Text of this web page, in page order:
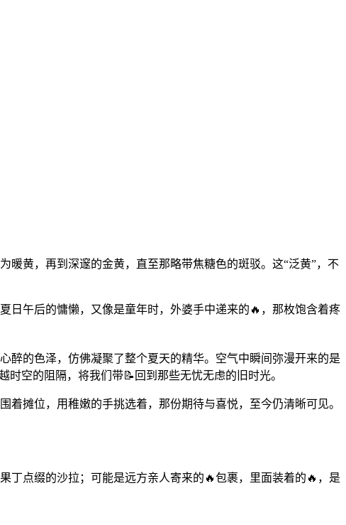
暖黄，再到深邃的金黄，直至那略带焦糖色的斑驳。这“泛黄”，不
日午后的慵懒，又像是童年时，外婆手中递来的🔥，那枚饱含着疼
醉的色泽，仿佛凝聚了整个夏天的精华。空气中瞬间弥漫开来的是
空的阻隔，将我们带📝回到那些无忧无虑的旧时光。
摊位，用稚嫩的手挑选着，那份期待与喜悦，至今仍清晰可见。
丁点缀的沙拉；可能是远方亲人寄来的🔥包裹，里面装着的🔥，是